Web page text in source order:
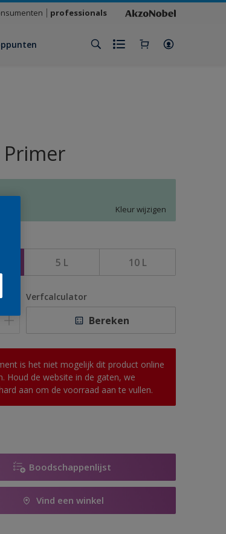
professionals
Kleur wijzigen
5 L 10 L
Verfcalculator
Bereken
is het niet mogelijk dit product online
Houd de website in de gaten, we
aan om de voorraad aan te vullen.
Boodschappenlijst
Vind een winkel